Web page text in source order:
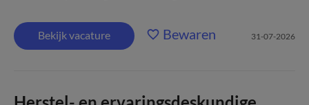
Bekijk vacature Bewaren 31-07-2026